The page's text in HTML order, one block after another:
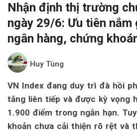
Nhận định thị trường
ngày 29/6: Ưu tiên nắm
ngân hàng, chứng
Huy Tùng
VN Index đang duy trì đà hồi
tăng liên tiếp và được kỳ vọng
1.900 điểm trong ngắn hạn.
khoản chưa cải thiện rõ rệt và